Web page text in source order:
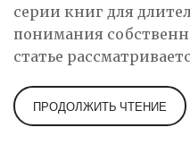
серии книг для
понимания
статье
серий. Обсуждаются
примеры сложных для
ПРОДОЛЖИТЬ ЧТЕНИЕ